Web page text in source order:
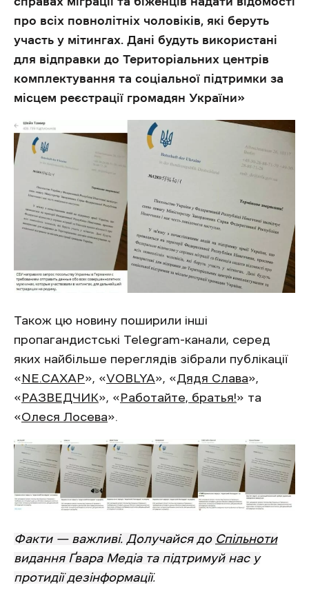
про всіх повнолітніх чоловіків, які беруть
участь у мітингах. Дані будуть використані
для відправки до Територіальних центрів
комплектування та соціальної підтримки за
місцем реєстрації громадян України»
Також цю новину поширили інші
пропагандистські Telegram-канали, серед
яких найбільше переглядів зібрали публікації
«NЕ.САХАР», «VOBLYA», «Дядя Слава»,
«РАЗВЕДЧИК», «Работайте, братья!» та
«Олеся Лосева».
Факти — важливі. Долучайся до Спільноти
видання Ґвара Медіа та підтримуй нас у
протидії дезінформації.